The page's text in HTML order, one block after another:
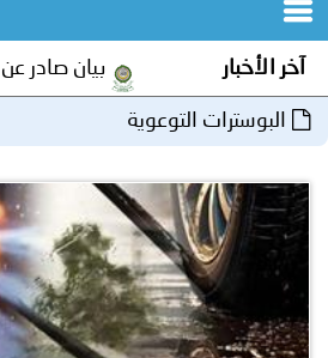
المجلس
مؤتمرات
اجتماعات
جهود
و
برامج
آخر الأخبار بيان صادر عن
البوسترات التوعوية